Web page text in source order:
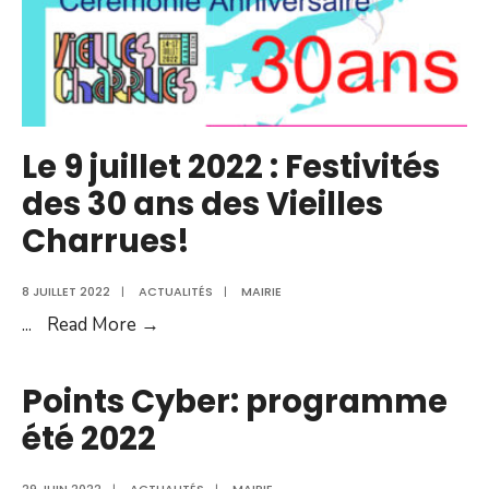
Le 9 juillet 2022 : Festivités
des 30 ans des Vieilles
Charrues!
8 JUILLET 2022 | ACTUALITÉS | MAIRIE
... Read More →
juillet
2022
Points Cyber: programme
été 2022